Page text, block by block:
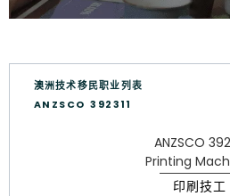
澳洲技术移民职业列表
ANZSCO 392311
ANZSCO
Printing
印刷技工